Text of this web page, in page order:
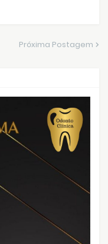
Próxima Postagem